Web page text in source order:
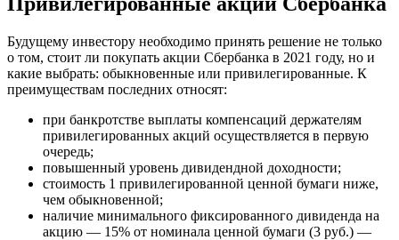
Будущему инвестору необходимо принять решение не только
о том, стоит ли покупать акции Сбербанка в 2021 году, но и
какие выбрать: обыкновенные или привилегированные. К
преимуществам последних относят:
при банкротстве выплаты компенсаций держателям
привилегированных акций осуществляется в первую
очередь;
повышенный уровень дивидендной доходности;
стоимость 1 привилегированной ценной бумаги ниже,
чем обыкновенной;
наличие минимального фиксированного дивиденда на
акцию — 15% от номинала ценной бумаги (3 руб.) —